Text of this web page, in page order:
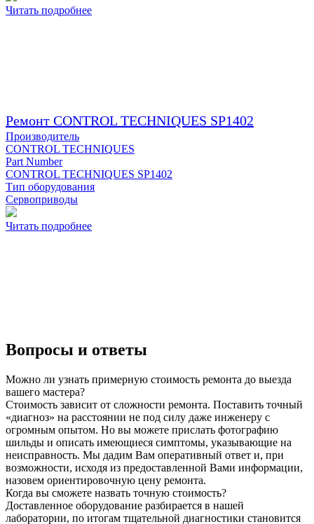
Читать подробнее
Ремонт CONTROL TECHNIQUES SP1402
Производитель
CONTROL TECHNIQUES
Part Number
CONTROL TECHNIQUES SP1402
Тип оборудования
Сервоприводы
Читать подробнее
Вопросы и ответы
Можно ли узнать примерную стоимость ремонта до выезда
вашего мастера?
Стоимость зависит от сложности ремонта. Поставить точный
«диагноз» на расстоянии не под силу даже инженеру с
огромным опытом. Но вы можете прислать фотографию
шильды и описать имеющиеся симптомы, указывающие на
неисправность. Мы дадим Вам оперативный ответ и, при
возможности, исходя из предоставленной Вами информации,
назовем ориентировочную цену ремонта.
Когда вы сможете назвать точную стоимость?
Доставленное оборудование разбирается в нашей
лаборатории, по итогам тщательной диагностики становится